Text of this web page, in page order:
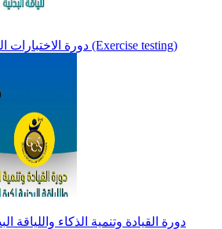
دورة الاختبارات الفسيولوجية للياقة البدنية (Exercise testing)
دورة القيادة وتنمية الذكاء واللياقة